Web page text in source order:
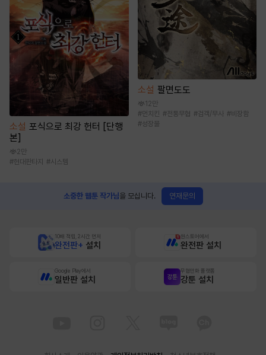
소설 포식으로 최강 헌터 [단행
본]
2만
#현대판타지 #시스템
소설 팔면도도
12만
#먼치킨 #전통무협 #검객/무사 #비장함
#성장물
소중한 웹툰 작가님을 모십니다. 연재문의
10배 적립, 2시간 먼저
완전판+ 설치
원스토어에서
완전판 설치
Google Play에서
일반판 설치
무협만화 플랫폼
강툰 설치